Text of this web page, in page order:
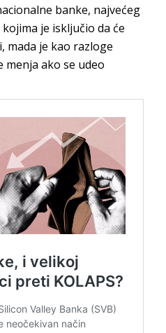
banke, najvećeg
je isključio da će
mada je kao razloge
menja ako se udeo